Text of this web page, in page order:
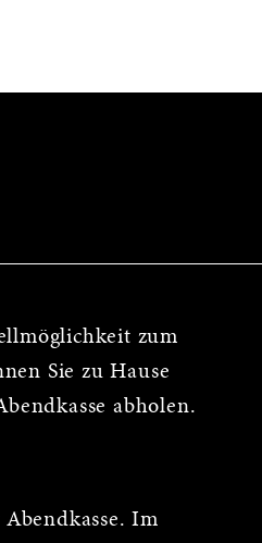
zum
Sie zu Hause
abholen.
Im